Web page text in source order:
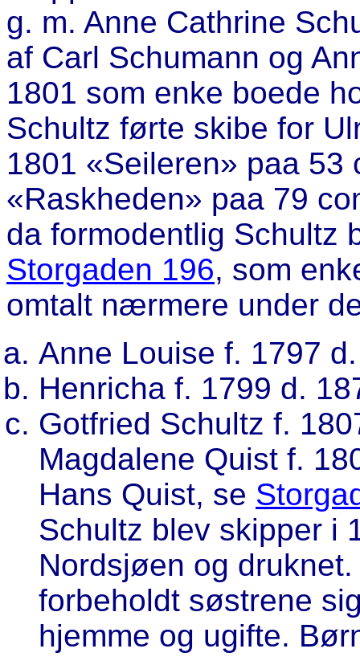
g. m. Anne Cathrine
af Carl Schumann og
1801 som enke boede
Schultz førte skibe for
1801 «Seileren» paa 53
«Raskheden» paa 79
da formodentlig Schultz
Storgaden 196, som
omtalt nærmere under
Anne Louise f. 1797
Henricha f. 1799 d.
Gotfried Schultz f.
Magdalene Quist f.
Hans Quist, se
Schultz blev skipper i
Nordsjøen og
forbeholdt søstrene
hjemme og ugifte.